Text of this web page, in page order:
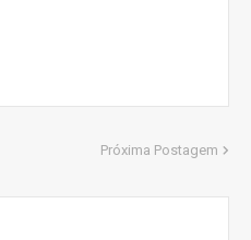
Próxima Postagem